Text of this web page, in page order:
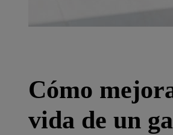
Cómo
vida de un